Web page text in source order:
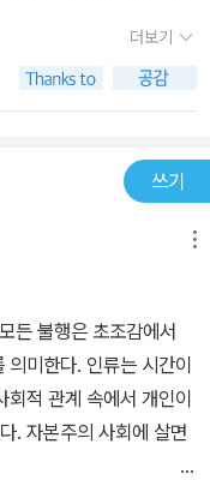
생산적 방식으로 이익을
. 이때의 지대는 공정한
전혀 다르다. 지대추구
구하는 것이기 때문이
E. K. 헌트(Hunt)는 이를
으로 적정한 가격이 형
‘보이지 않는 손’ 은유
한 갑질
쟁으로 내몰고 있다. 신
로 개인의 몫이다. 국가
제의 기본원리인 공정
한 경쟁 관계를 당연하
업 중심의 성장전략을 고
황이다. 여기서 ‘갑을관
인 권력 관계를 상징한
갑은 대기업, 을은 중
가 된다. ‘기업 간의 공
래를 규제하기 위해 설립
를 보장하지 못한다. 갑
신이 마음대로 해도 되
제대로 작동할 수 없
의 기본 원칙 중 하나가
더보기
쓰기
불행은 초조감에서
의미한다. 인류는 시간이
적 관계 속에서 개인이
. 자본주의 사회에 살면